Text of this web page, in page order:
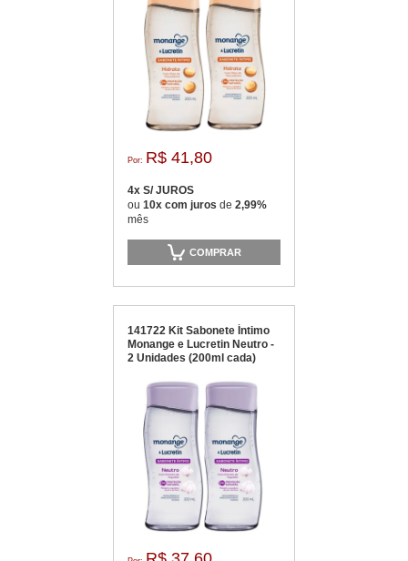
Por: R$ 41,80
4x S/ JUROS
ou 10x com juros de 2,99%
mês
COMPRAR
141722 Kit Sabonete Íntimo
Monange e Lucretin Neutro -
2 Unidades (200ml cada)